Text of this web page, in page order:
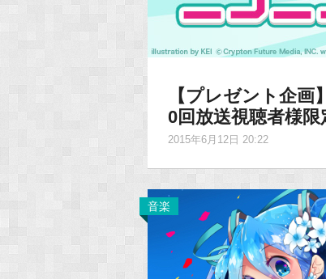
【プレゼント企
0回放送視聴者様
2015年6月12日 20:22
音楽